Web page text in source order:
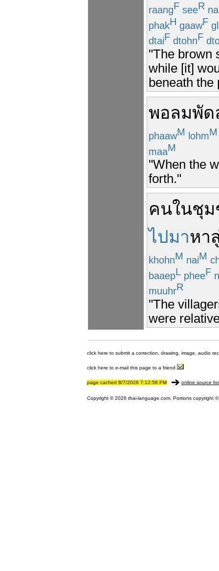
raangF seeR
phakH gaawF
dtaiF dtohnF
"The brown
while [it]
beneath the
พอลมพัด
phaawM lohmM
maaM
"When the
forth."
คนในชุ
ไปมาหา
khohnM naiM
baaepL pheeF
muuhrR
"The
were
click here to submit a correction, drawing, image, audio
click here to e-mail this page to a friend
page cached 8/7/2026 7:12:58 PM online source
Copyright © 2026 thai-language.com. Portions copyright